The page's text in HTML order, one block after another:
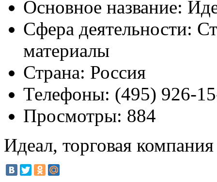
Основное название:
Сфера деятельности:
материалы
Страна: Россия
Телефоны: (495) 926-
Просмотры: 884
Идеал, торговая компания